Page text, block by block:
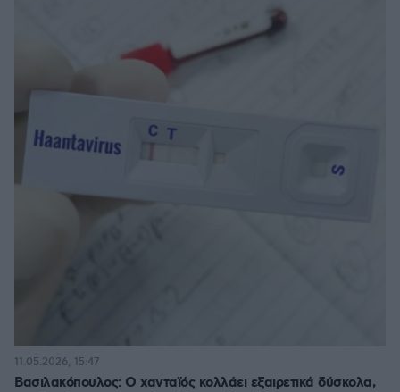
Βασιλακόπουλος: Ο χανταϊός κολλάει εξαιρετικά δύσκολα,
11.05.2026, 15:47